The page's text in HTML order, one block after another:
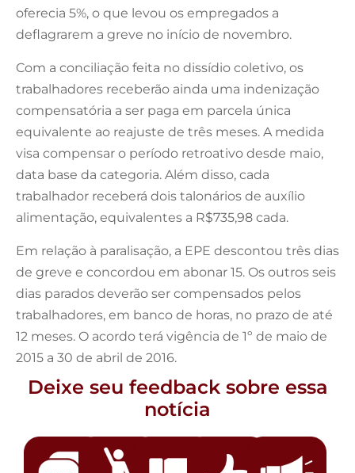
oferecia 5%, o que levou os empregados a
deflagrarem a greve no início de novembro.
Com a conciliação feita no dissídio coletivo, os
trabalhadores receberão ainda uma indenização
compensatória a ser paga em parcela única
equivalente ao reajuste de três meses. A medida
visa compensar o período retroativo desde maio,
data base da categoria. Além disso, cada
trabalhador receberá dois talonários de auxílio
alimentação, equivalentes a R$735,98 cada.
Em relação à paralisação, a EPE descontou três dias
de greve e concordou em abonar 15. Os outros seis
dias parados deverão ser compensados pelos
trabalhadores, em banco de horas, no prazo de até
12 meses. O acordo terá vigência de 1º de maio de
2015 a 30 de abril de 2016.
Deixe seu feedback sobre essa
notícia